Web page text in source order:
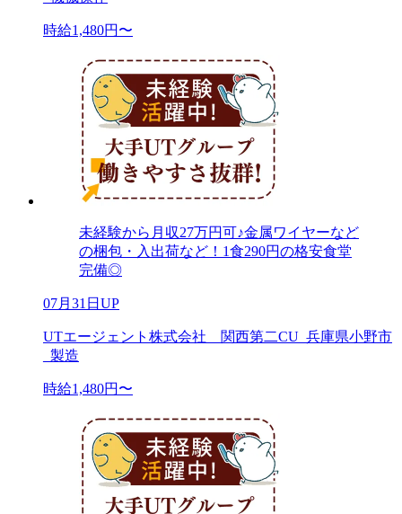
時給1,480円〜
未経験から月収27万円可♪金属ワイヤーなど
の梱包・入出荷など！1食290円の格安食堂
完備◎
07月31日UP
UTエージェント株式会社 関西第二CU_兵庫県小野市
_製造
時給1,480円〜